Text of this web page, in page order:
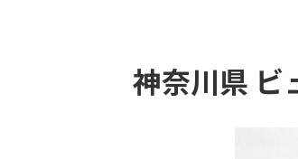
神奈川県 ビ